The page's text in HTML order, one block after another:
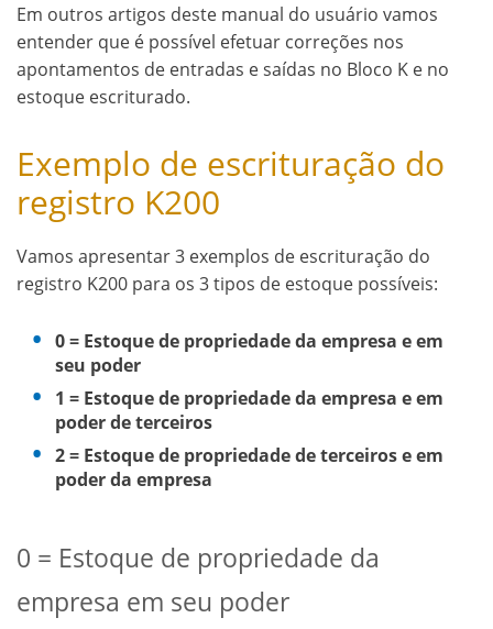
Em outros artigos deste manual do usuário vamos
entender que é possível efetuar correções nos
apontamentos de entradas e saídas no Bloco K e no
estoque escriturado.
Exemplo de escrituração do
registro K200
Vamos apresentar 3 exemplos de escrituração do
registro K200 para os 3 tipos de estoque possíveis:
0 = Estoque de propriedade da empresa e em
seu poder
1 = Estoque de propriedade da empresa e em
poder de terceiros
2 = Estoque de propriedade de terceiros e em
poder da empresa
0 = Estoque de propriedade da
empresa em seu poder